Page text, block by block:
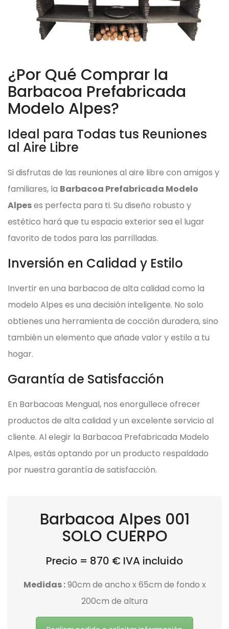
¿Por Qué Comprar la
Barbacoa Prefabricada
Modelo Alpes?
Ideal para Todas tus Reuniones
al Aire Libre
Si disfrutas de las reuniones al aire libre con amigos y
familiares, la Barbacoa Prefabricada Modelo
Alpeses perfecta para ti. Su diseño robusto y
estético hará que tu espacio exterior sea el lugar
favorito de todos para las parrilladas.
Inversión en Calidad y Estilo
Invertir en una barbacoa de alta calidad como la
modelo Alpes es una decisión inteligente. No solo
obtienes una herramienta de cocción duradera, sino
también un elemento que añade valor y estilo a tu
hogar.
Garantía de Satisfacción
En Barbacoas Mengual, nos enorgullece ofrecer
productos de alta calidad y un excelente servicio al
cliente. Al elegir la Barbacoa Prefabricada Modelo
Alpes, estás optando por un producto respaldado
por nuestra garantía de satisfacción.
Barbacoa Alpes 001
SOLO CUERPO
Precio = 870 € IVA incluido
Medidas :90cm de ancho x 65cm de fondo x
200cm de altura